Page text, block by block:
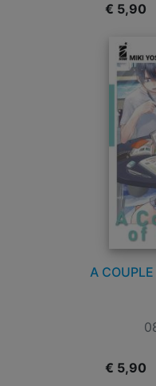
€ 5,90
A
€ 5,90